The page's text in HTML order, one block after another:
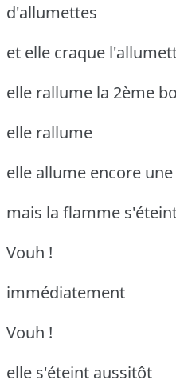
d'allumettes
et elle craque
elle rallume la 2ème
elle rallume
elle allume encore
mais la flamme
Vouh !
immédiatement
Vouh !
elle s'éteint aussitôt